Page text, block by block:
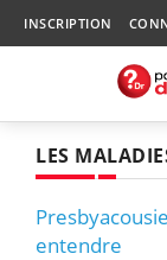
INSCRIPTION
LES
entendre